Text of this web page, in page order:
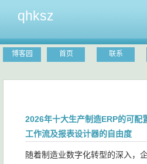
qhksz
博客园 首页 联系
2026年十大生产制造ERP的可配
工作流及报表设计器的自由度
随着制造业数字化转型的深入，